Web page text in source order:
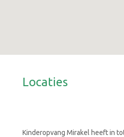
Locaties
Kinderopvang Mirakel heeft in